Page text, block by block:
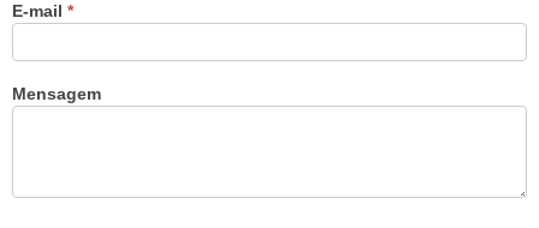
E-mail *
Mensagem